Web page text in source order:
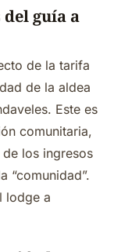
del guía a
de la tarifa
de la aldea
Este es
comunitaria,
los ingresos
“comunidad”.
lodge a